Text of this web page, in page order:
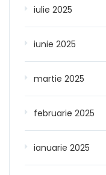
iulie 2025
iunie 2025
martie 2025
februarie 2025
ianuarie 2025